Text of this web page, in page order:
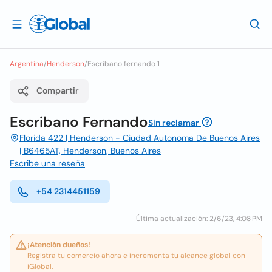
Argentina/Henderson/Escribano fernando 1
Compartir
Escribano FernandoSin reclamar
Florida 422 | Henderson - Ciudad Autonoma De Buenos Aires
| B6465AT, Henderson, Buenos Aires
Escribe una reseña
+54 2314451159
Última actualización: 2/6/23, 4:08 PM
¡Atención dueños!
Registra tu comercio ahora e incrementa tu alcance global con
iGlobal.